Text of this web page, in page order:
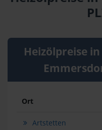
Heizölpreise
Ort
Artstetten